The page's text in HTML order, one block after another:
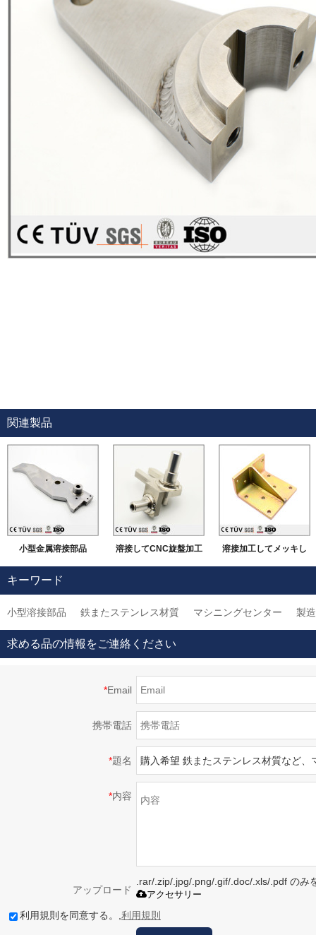
関連製品
小型金属溶接部品 溶接してCNC旋盤加工 溶接加工してメッキし
キーワード
小型溶接部品 鉄またステンレス材質 マシニングセンター 製
求める品の情報をご連絡ください
*Email
携帯電話
*題名
*内容
アップロード
.rar/.zip/.jpg/.png/.gif/.doc/.xls/.pdf のみ
アクセサリー
利用規則を同意する。, 利用規則